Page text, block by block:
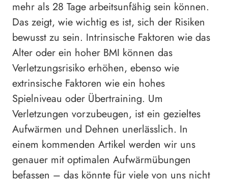
mehr als 28 Tage arbeitsunfähig sein können.
Das zeigt, wie wichtig es ist, sich der Risiken
bewusst zu sein. Intrinsische Faktoren wie das
Alter oder ein hoher BMI können das
Verletzungsrisiko erhöhen, ebenso wie
extrinsische Faktoren wie ein hohes
Spielniveau oder Übertraining. Um
Verletzungen vorzubeugen, ist ein gezieltes
Aufwärmen und Dehnen unerlässlich. In
einem kommenden Artikel werden wir uns
genauer mit optimalen Aufwärmübungen
befassen – das könnte für viele von uns nicht